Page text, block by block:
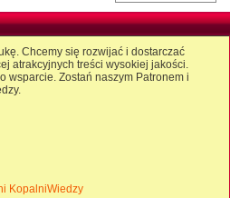
Chcemy się rozwijać i dostarczać
atrakcyjnych treści wysokiej jakości.
wsparcie. Zostań naszym Patronem i
KopalniWiedzy